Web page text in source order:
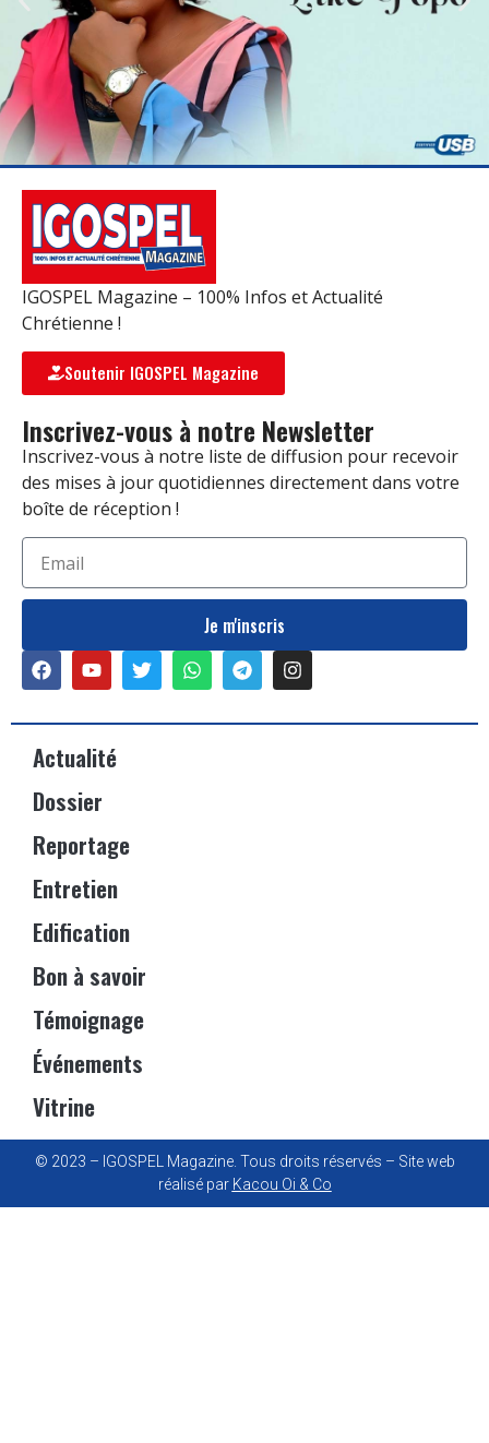
IGOSPEL Magazine – 100% Infos et Actualité
Chrétienne !
Soutenir IGOSPEL Magazine
Inscrivez-vous à notre Newsletter
Inscrivez-vous à notre liste de diffusion pour recevoir
des mises à jour quotidiennes directement dans votre
boîte de réception !
Je m'inscris
Actualité
Dossier
Reportage
Entretien
Edification
Bon à savoir
Témoignage
Événements
Vitrine
© 2023 – IGOSPEL Magazine. Tous droits réservés – Site web
réalisé par Kacou Oi & Co